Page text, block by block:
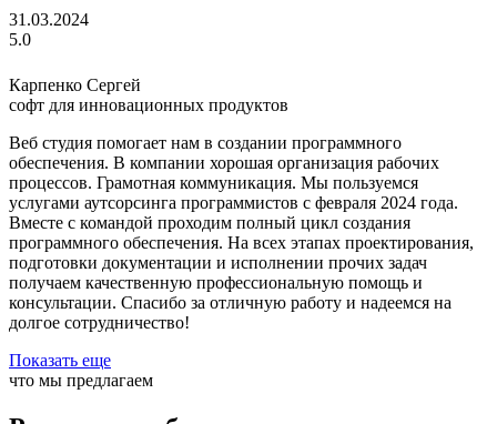
31.03.2024
5.0
Карпенко Сергей
софт для инновационных продуктов
Веб студия помогает нам в создании программного
обеспечения. В компании хорошая организация рабочих
процессов. Грамотная коммуникация. Мы пользуемся
услугами аутсорсинга программистов с февраля 2024 года.
Вместе с командой проходим полный цикл создания
программного обеспечения. На всех этапах проектирования,
подготовки документации и исполнении прочих задач
получаем качественную профессиональную помощь и
консультации. Спасибо за отличную работу и надеемся на
долгое сотрудничество!
Показать еще
что мы предлагаем